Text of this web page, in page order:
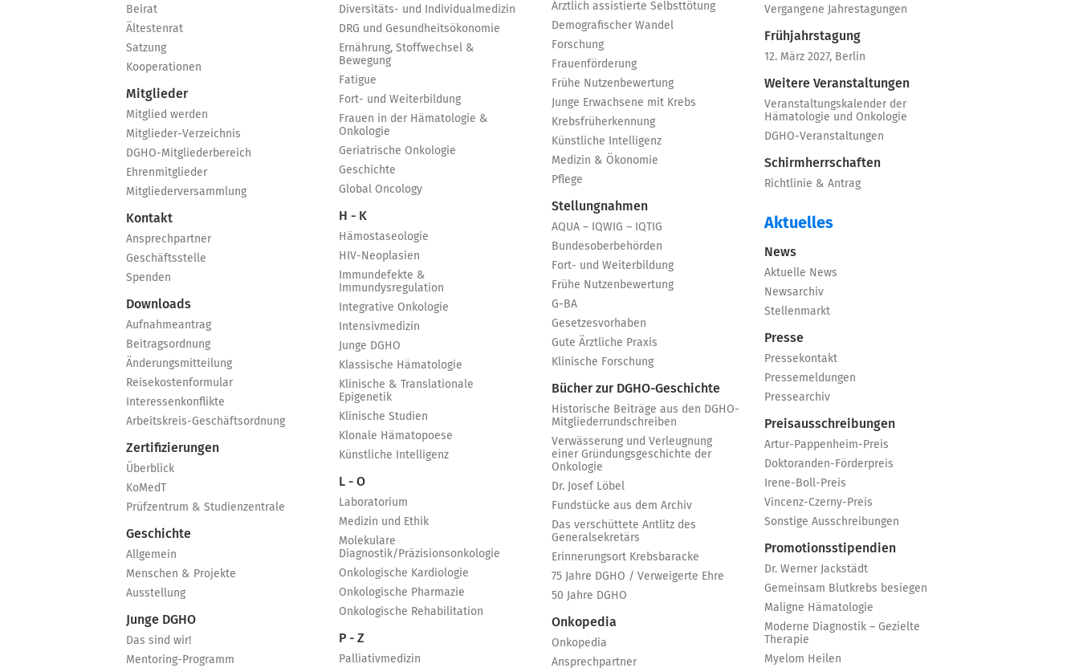
Beirat
Ältestenrat
Satzung
Kooperationen
Mitglieder
Mitglied werden
Mitglieder-Verzeichnis
DGHO-Mitgliederbereich
Ehrenmitglieder
Mitgliederversammlung
Kontakt
Ansprechpartner
Geschäftsstelle
Spenden
Downloads
Aufnahmeantrag
Beitragsordnung
Änderungsmitteilung
Reisekostenformular
Interessenkonflikte
Arbeitskreis-Geschäftsordnung
Zertifizierungen
Überblick
KoMedT
Prüfzentrum & Studienzentrale
Geschichte
Allgemein
Menschen & Projekte
Ausstellung
Junge DGHO
Das sind wir!
Mentoring-Programm
Diversitäts- und Individualmedizin
DRG und Gesundheitsökonomie
Ernährung, Stoffwechsel &
Bewegung
Fatigue
Fort- und Weiterbildung
Frauen in der Hämatologie &
Onkologie
Geriatrische Onkologie
Geschichte
Global Oncology
H - K
Hämostaseologie
HIV-Neoplasien
Immundefekte &
Immundysregulation
Integrative Onkologie
Intensivmedizin
Junge DGHO
Klassische Hämatologie
Klinische & Translationale
Epigenetik
Klinische Studien
Klonale Hämatopoese
Künstliche Intelligenz
L - O
Laboratorium
Medizin und Ethik
Molekulare
Diagnostik/Präzisionsonkologie
Onkologische Kardiologie
Onkologische Pharmazie
Onkologische Rehabilitation
P - Z
Palliativmedizin
Ärztlich assistierte Selbsttötung
Demografischer Wandel
Forschung
Frauenförderung
Frühe Nutzenbewertung
Junge Erwachsene mit Krebs
Krebsfrüherkennung
Künstliche Intelligenz
Medizin & Ökonomie
Pflege
Stellungnahmen
AQUA – IQWIG – IQTIG
Bundesoberbehörden
Fort- und Weiterbildung
Frühe Nutzenbewertung
G-BA
Gesetzesvorhaben
Gute Ärztliche Praxis
Klinische Forschung
Bücher zur DGHO-Geschichte
Historische Beiträge aus den DGHO-
Mitgliederrundschreiben
Verwässerung und Verleugnung
einer Gründungsgeschichte der
Onkologie
Dr. Josef Löbel
Fundstücke aus dem Archiv
Das verschüttete Antlitz des
Generalsekretärs
Erinnerungsort Krebsbaracke
75 Jahre DGHO / Verweigerte Ehre
50 Jahre DGHO
Onkopedia
Onkopedia
Ansprechpartner
Vergangene Jahrestagungen
Frühjahrstagung
12. März 2027, Berlin
Weitere Veranstaltungen
Veranstaltungskalender der
Hämatologie und Onkologie
DGHO-Veranstaltungen
Schirmherrschaften
Richtlinie & Antrag
Aktuelles
News
Aktuelle News
Newsarchiv
Stellenmarkt
Presse
Pressekontakt
Pressemeldungen
Pressearchiv
Preisausschreibungen
Artur-Pappenheim-Preis
Doktoranden-Förderpreis
Irene-Boll-Preis
Vincenz-Czerny-Preis
Sonstige Ausschreibungen
Promotionsstipendien
Dr. Werner Jackstädt
Gemeinsam Blutkrebs besiegen
Maligne Hämatologie
Moderne Diagnostik – Gezielte
Therapie
Myelom Heilen